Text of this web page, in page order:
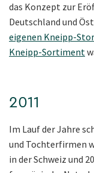
das Konzept zur
Deutschland und
eigenen Kneipp-
Kneipp-Sortiment
2011
Im Lauf der Jahre
und Tochterfirmen
in der Schweiz und